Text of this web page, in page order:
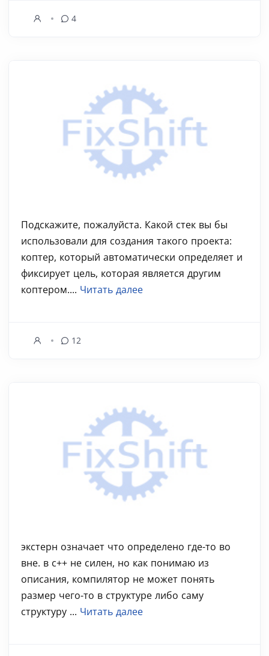
4
Подскажите, пожалуйста. Какой стек вы бы
использовали для создания такого проекта:
коптер, который автоматически определяет и
фиксирует цель, которая является другим
коптером.... Читать далее
12
экстерн означает что определено где-то во
вне. в с++ не силен, но как понимаю из
описания, компилятор не может понять
размер чего-то в структуре либо саму
структуру ... Читать далее